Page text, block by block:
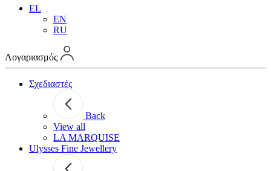
EL
EN
RU
Λογαριασμός
Σχεδιαστές
Back
View all
LA MARQUISE
Ulysses Fine Jewellery